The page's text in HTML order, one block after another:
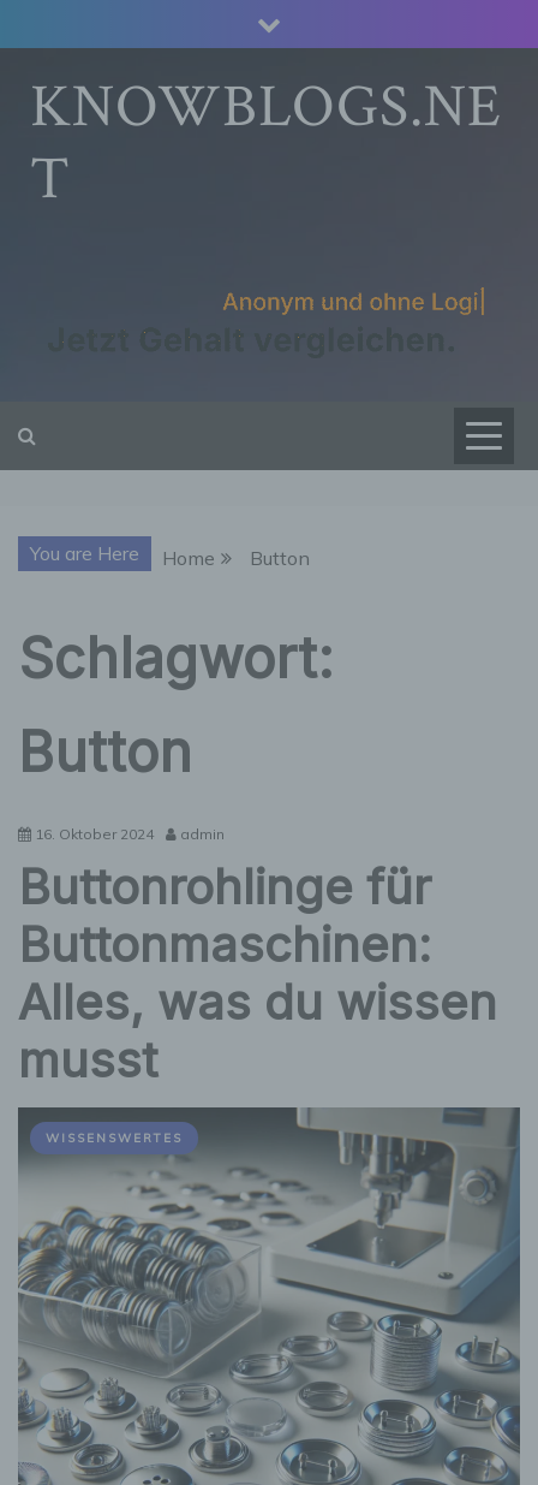
to
contentKNOWBLOGS.NE
T
You are Here Home Button
Schlagwort:
Button
16. Oktober 2024 admin
Buttonrohlinge für
Buttonmaschinen:
Alles, was du wissen
musst
WISSENSWERTES